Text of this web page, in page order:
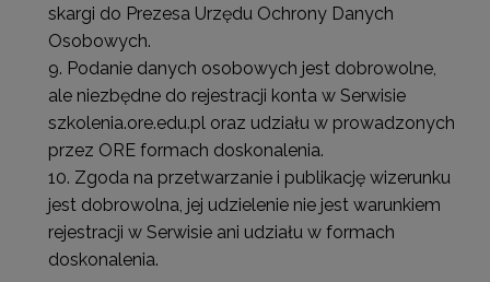
skargi do Prezesa Urzędu Ochrony Danych
Osobowych.
Podanie danych osobowych jest dobrowolne,
ale niezbędne do rejestracji konta w Serwisie
szkolenia.ore.edu.pl oraz udziału w prowadzonych
przez ORE formach doskonalenia.
Zgoda na przetwarzanie i publikację wizerunku
jest dobrowolna, jej udzielenie nie jest warunkiem
rejestracji w Serwisie ani udziału w formach
doskonalenia.